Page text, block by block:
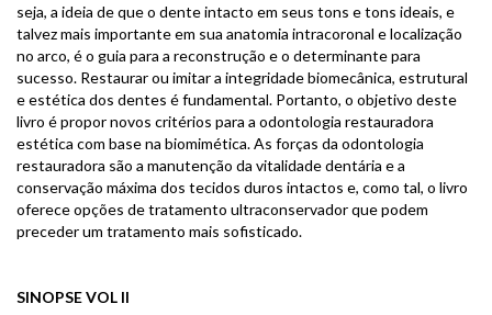
seja, a ideia de que o dente intacto em seus tons e tons ideais, e
talvez mais importante em sua anatomia intracoronal e localização
no arco, é o guia para a reconstrução e o determinante para
sucesso. Restaurar ou imitar a integridade biomecânica, estrutural
e estética dos dentes é fundamental. Portanto, o objetivo deste
livro é propor novos critérios para a odontologia restauradora
estética com base na biomimética. As forças da odontologia
restauradora são a manutenção da vitalidade dentária e a
conservação máxima dos tecidos duros intactos e, como tal, o livro
oferece opções de tratamento ultraconservador que podem
preceder um tratamento mais sofisticado.
SINOPSE VOL II